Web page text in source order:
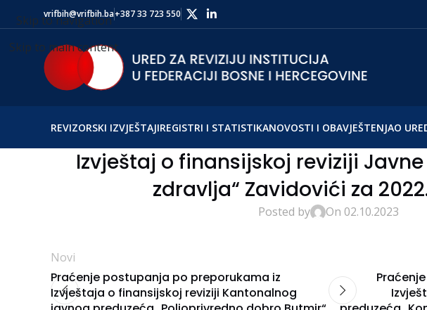
Skip to navigation
Skip to main content
vrifbih@vrifbih.ba+387 33 723 550
REVIZORSKI IZVJEŠTAJIREGISTRI I STATISTIKANOVOSTI I OBAVJEŠTENJAO
Izvještaj o finansijskoj reviziji
zdravlja“ Zavidovići za
Posted by On 02.10.2023
Novi
Praćenje postupanja po preporukama iz
Izvještaja o finansijskoj reviziji Kantonalnog